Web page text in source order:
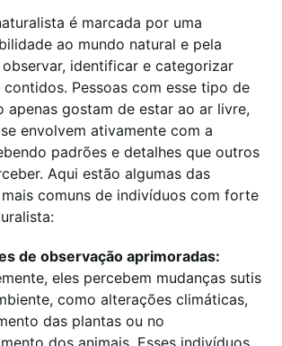
é marcada por uma
ao mundo natural e pela
identificar e categorizar
contidos. Pessoas com esse tipo de
apenas gostam de estar ao ar livre,
envolvem ativamente com a
padrões e detalhes que outros
Aqui estão algumas das
comuns de indivíduos com forte
de observação aprimoradas:
eles percebem mudanças sutis
como alterações climáticas,
das plantas ou no
dos animais. Esses indivíduos